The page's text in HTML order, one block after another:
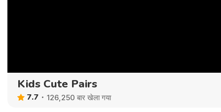
Kids Cute Pairs
7.7 126,250 बार खेला गया